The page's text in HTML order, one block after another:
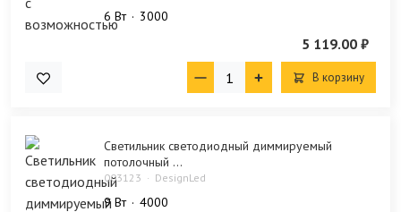
6 Bт 3000
5 119.00 ₽
В корзину
Светильник светодиодный диммируемый
потолочный ...
003123 DesignLed
9 Bт 4000